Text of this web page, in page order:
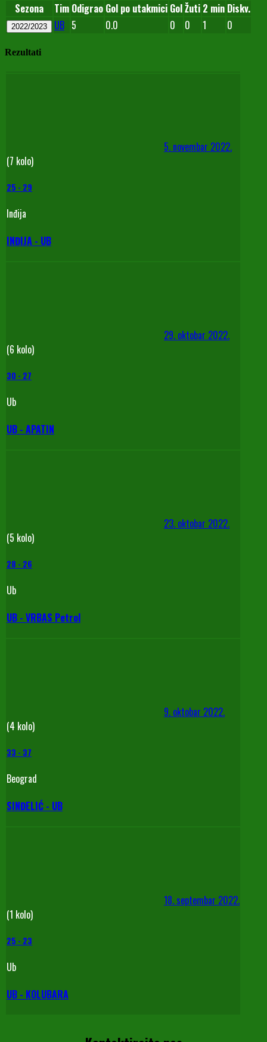
Sezona Tim Odigrao Gol po utakmici GolŽuti 2 min Diskv.
2022/2023 UB 5 0.0 0 0 1 0
Rezultati
5. novembar 2022.
(7 kolo)
25 - 29
Inđija
INĐIJA - UB
29. oktobar 2022.
(6 kolo)
30 - 27
Ub
UB - APATIN
23. oktobar 2022.
(5 kolo)
28 - 26
Ub
UB - VRBAS Petrol
9. oktobar 2022.
(4 kolo)
33 - 37
Beograd
SINĐELIĆ - UB
18. septembar 2022.
(1 kolo)
25 - 23
Ub
UB - KOLUBARA